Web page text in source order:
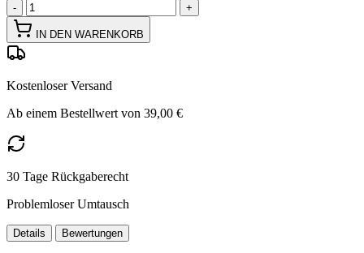
- +
IN DEN WARENKORB
Kostenloser Versand
Ab einem Bestellwert von 39,00 €
30 Tage Rückgaberecht
Problemloser Umtausch
Details Bewertungen